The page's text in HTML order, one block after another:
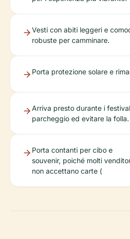
Vesti con abiti leggeri e
robuste per camminare.
Porta protezione solare e
Arriva presto durante i
parcheggio ed evitare la folla.
Porta contanti per cibo e
souvenir, poiché molti
non accettano carte (